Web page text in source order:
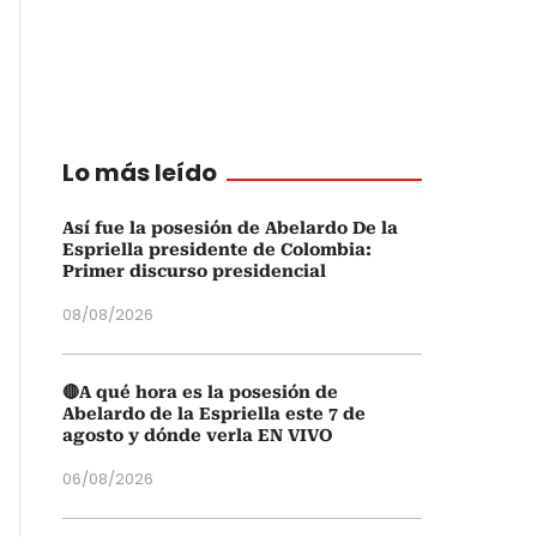
Lo más leído
Así fue la posesión de Abelardo De la
Espriella presidente de Colombia:
Primer discurso presidencial
08/08/2026
🔴A qué hora es la posesión de
Abelardo de la Espriella este 7 de
agosto y dónde verla EN VIVO
06/08/2026